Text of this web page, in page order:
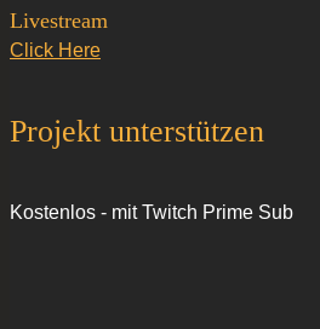
Livestream
Click Here
Projekt unterstützen
Kostenlos - mit Twitch Prime Sub